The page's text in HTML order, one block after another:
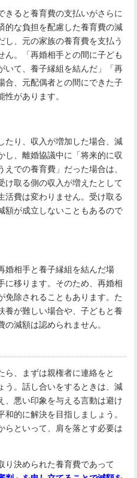
きると養育費の支払いがさらに
的な負担を配慮した養育費の減
し、元の家族の養育費を支払う
ん。「再婚相手との間に子ども
いて、養子縁組を結んだ」「再
合、元配偶者との間にできた子
があります。
たり、収入が増加した場合、減
し、離婚協議中に「将来的に収
での養育費」だった場合は、
け取る側の収入が増えたとして
活費は変わりません。受け取る
額が成立しないこともあるので
婚相手と養子縁組を結んだ場
に移ります。そのため、再婚相
免除されることもあります。た
養が難しい場合や、子どもと養
減額は認められません。
ら、まずは親権者に連絡をと
う。話し合いをするときは、減
、悪い印象を与える言動は避け
的に解決を目指しましょう。
らといって、肩を落とす必要は
り決められた養育費であって